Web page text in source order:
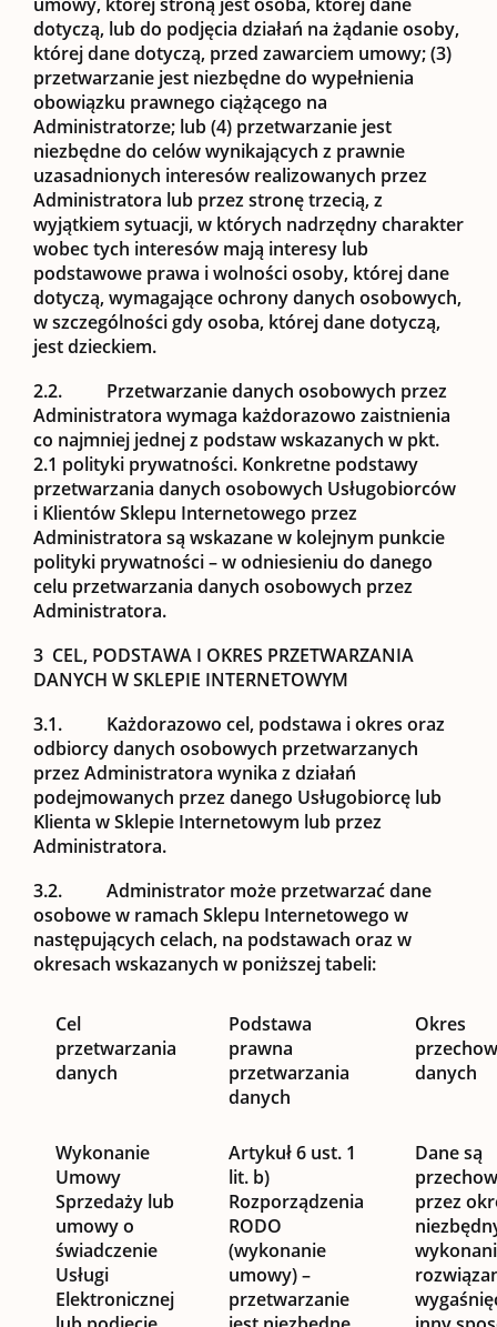
dotyczą, lub do podjęcia działań na żądanie osoby,
której dane dotyczą, przed zawarciem umowy; (3)
przetwarzanie jest niezbędne do wypełnienia
obowiązku prawnego ciążącego na
Administratorze; lub (4) przetwarzanie jest
niezbędne do celów wynikających z prawnie
uzasadnionych interesów realizowanych przez
Administratora lub przez stronę trzecią, z
wyjątkiem sytuacji, w których nadrzędny charakter
wobec tych interesów mają interesy lub
podstawowe prawa i wolności osoby, której dane
dotyczą, wymagające ochrony danych osobowych,
w szczególności gdy osoba, której dane dotyczą,
jest dzieckiem.
2.2. Przetwarzanie danych osobowych przez
Administratora wymaga każdorazowo zaistnienia
co najmniej jednej z podstaw wskazanych w pkt.
2.1 polityki prywatności. Konkretne podstawy
przetwarzania danych osobowych Usługobiorców
i Klientów Sklepu Internetowego przez
Administratora są wskazane w kolejnym punkcie
polityki prywatności – w odniesieniu do danego
celu przetwarzania danych osobowych przez
Administratora.
3 CEL, PODSTAWA I OKRES PRZETWARZANIA
DANYCH W SKLEPIE INTERNETOWYM
3.1. Każdorazowo cel, podstawa i okres oraz
odbiorcy danych osobowych przetwarzanych
przez Administratora wynika z działań
podejmowanych przez danego Usługobiorcę lub
Klienta w Sklepie Internetowym lub przez
Administratora.
3.2. Administrator może przetwarzać dane
osobowe w ramach Sklepu Internetowego w
następujących celach, na podstawach oraz w
okresach wskazanych w poniższej tabeli:
Cel
przetwarzania
danych
Podstawa
prawna
przetwarzania
danych
Okres
danych
Wykonanie
Umowy
Sprzedaży lub
umowy o
świadczenie
Usługi
Elektronicznej
Artykuł 6 ust. 1
lit. b)
Rozporządzenia
RODO
(wykonanie
umowy) –
przetwarzanie
Dane są
przez